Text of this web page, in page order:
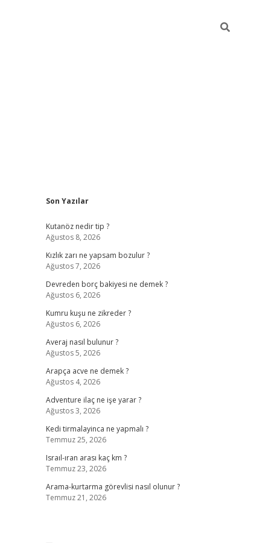
Sidebar
Son Yazılar
Kutanöz nedir tip ?
Ağustos 8, 2026
Kızlık zarı ne yapsam bozulur ?
Ağustos 7, 2026
Devreden borç bakiyesi ne demek ?
Ağustos 6, 2026
Kumru kuşu ne zikreder ?
Ağustos 6, 2026
Averaj nasıl bulunur ?
Ağustos 5, 2026
Arapça acve ne demek ?
Ağustos 4, 2026
Adventure ilaç ne işe yarar ?
Ağustos 3, 2026
Kedi tirmalayinca ne yapmalı ?
Temmuz 25, 2026
Israıl-ıran arası kaç km ?
Temmuz 23, 2026
Arama-kurtarma görevlisi nasıl olunur ?
Temmuz 21, 2026